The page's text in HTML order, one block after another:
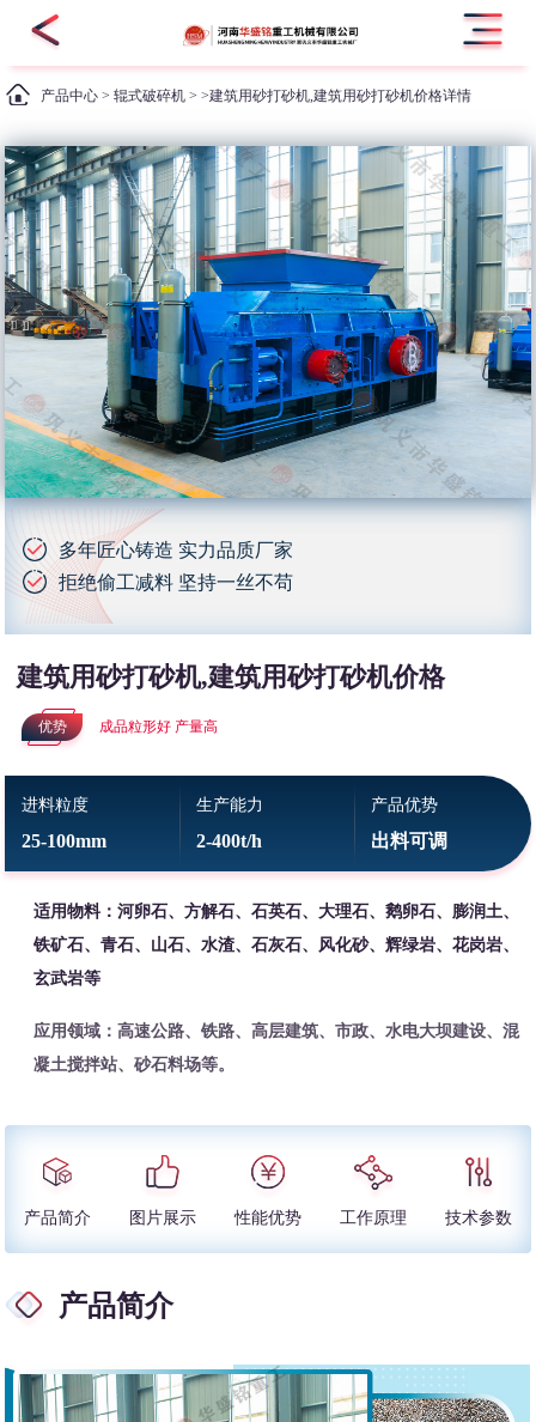
产品中心 >辊式破碎机 > >建筑用砂打砂机,建筑用砂打砂机价格详情
多年匠心铸造 实力品质厂家
拒绝偷工减料 坚持一丝不苟
建筑用砂打砂机,建筑用砂打砂机价格
优势 成品粒形好 产量高
进料粒度
25-100mm
生产能力
2-400t/h
产品优势
出料可调
适用物料：河卵石、方解石、石英石、大理石、鹅卵石、膨润土、
铁矿石、青石、山石、水渣、石灰石、风化砂、辉绿岩、花岗岩、
玄武岩等
应用领域：高速公路、铁路、高层建筑、市政、水电大坝建设、混
凝土搅拌站、砂石料场等。
产品简介 图片展示 性能优势 工作原理 技术参数
产品简介